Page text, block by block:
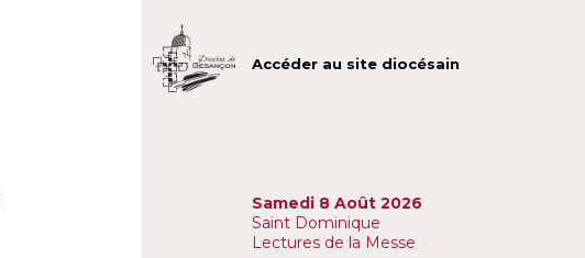
Accéder au site diocésain
Samedi 8 Août 2026
Saint Dominique
Lectures de la Messe